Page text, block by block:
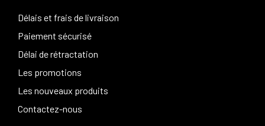
Délais et frais de livraison
Paiement sécurisé
Délai de rétractation
Les promotions
Les nouveaux produits
Contactez-nous